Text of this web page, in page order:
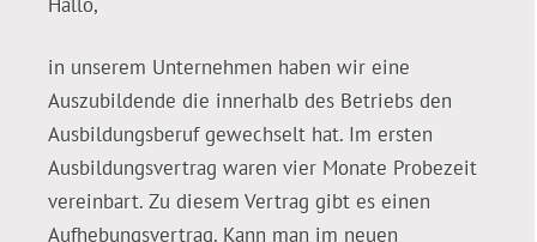
in unserem Unternehmen haben wir eine
Auszubildende die innerhalb des Betriebs den
Ausbildungsberuf gewechselt hat. Im ersten
Ausbildungsvertrag waren vier Monate Probezeit
vereinbart. Zu diesem Vertrag gibt es einen
Aufhebungsvertrag. Kann man im neuen